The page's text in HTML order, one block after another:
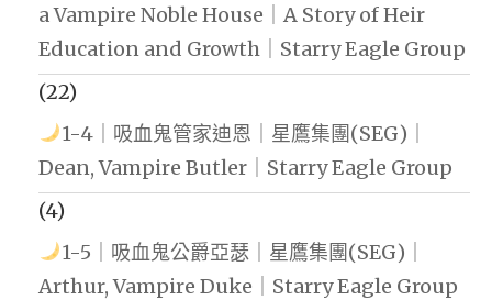
a Vampire Noble House｜A Story of Heir
Education and Growth｜Starry Eagle Group
(22)
1-4｜吸血鬼管家迪恩｜星鷹集團(SEG)｜
Dean, Vampire Butler｜Starry Eagle Group
(4)
1-5｜吸血鬼公爵亞瑟｜星鷹集團(SEG)｜
Arthur, Vampire Duke｜Starry Eagle Group